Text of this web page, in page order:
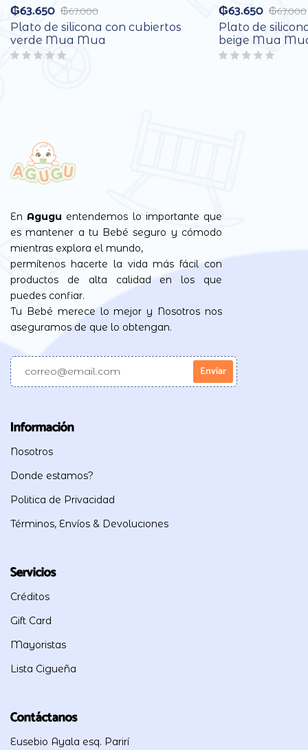
₲67.000
₲63.650
Plato de silicona con cubiertos
verde Mua Mua
₲67.000
₲63.650
Plato de
beige Mua
En Agugu entendemos lo importante que
es mantener a tu Bebé seguro y cómodo
mientras explora el mundo,
permítenos hacerte la vida más fácil con
productos de alta calidad en los que
puedes confiar.
Tu Bebé merece lo mejor y Nosotros nos
aseguramos de que lo obtengan.
Información
Nosotros
Donde estamos?
Politica de Privacidad
Términos, Envíos & Devoluciones
Servicios
Créditos
Gift Card
Mayoristas
Lista Cigueña
Contáctanos
Eusebio Ayala esq. Parirí